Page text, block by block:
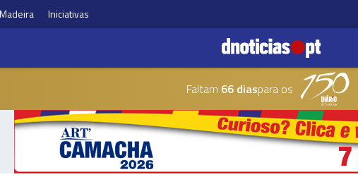
Iniciativas
Faltam 66 diaspara os